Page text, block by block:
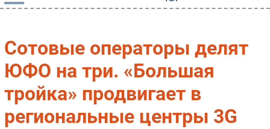
Импорто­замещение
Автоматизация Промышленности
Интернет
Мобильная связь
Фиксированная связь
Сотовые операторы делят
ЮФО на три. «Большая
тройка» продвигает в
региональные центры 3G